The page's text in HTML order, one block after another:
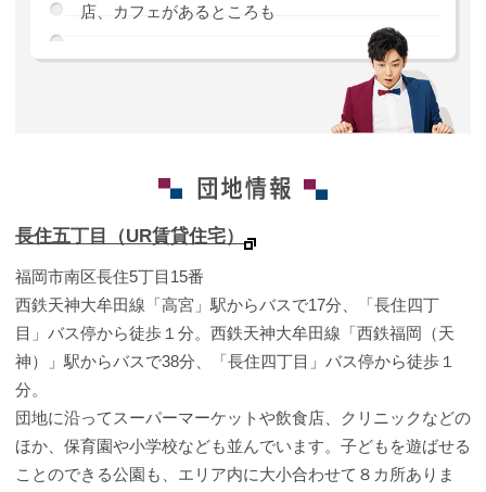
店、カフェがあるところも
長住五丁目（UR賃貸住宅）
福岡市南区長住5丁目15番
西鉄天神大牟田線「高宮」駅からバスで17分、「長住四丁
目」バス停から徒歩１分。西鉄天神大牟田線「西鉄福岡（天
神）」駅からバスで38分、「長住四丁目」バス停から徒歩１
分。
団地に沿ってスーパーマーケットや飲食店、クリニックなどの
ほか、保育園や小学校なども並んでいます。子どもを遊ばせる
ことのできる公園も、エリア内に大小合わせて８カ所ありま